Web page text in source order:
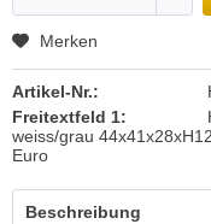
Merken
Artikel-Nr.:
Freitextfeld 1:
weiss/grau
Euro
Beschreibung